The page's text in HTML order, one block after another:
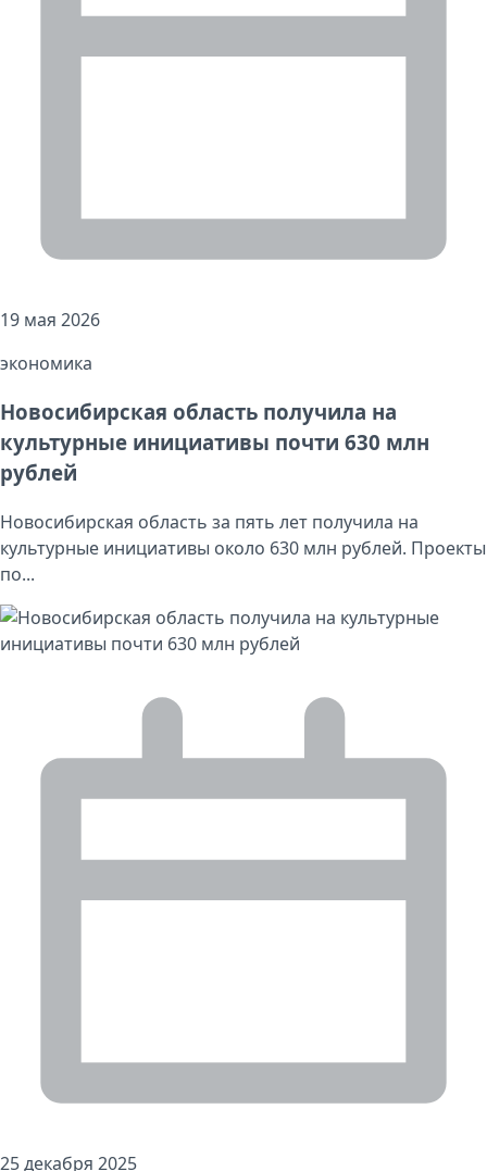
19 мая 2026
экономика
Новосибирская область получила на
культурные инициативы почти 630 млн
рублей
Новосибирская область за пять лет получила на
культурные инициативы около 630 млн рублей. Проекты
по...
25 декабря 2025